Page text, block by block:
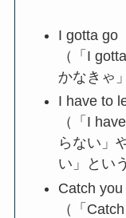
I gotta go
（「I
かなきゃ
I have to
（「I
らない」
い」とい
Catch
（「